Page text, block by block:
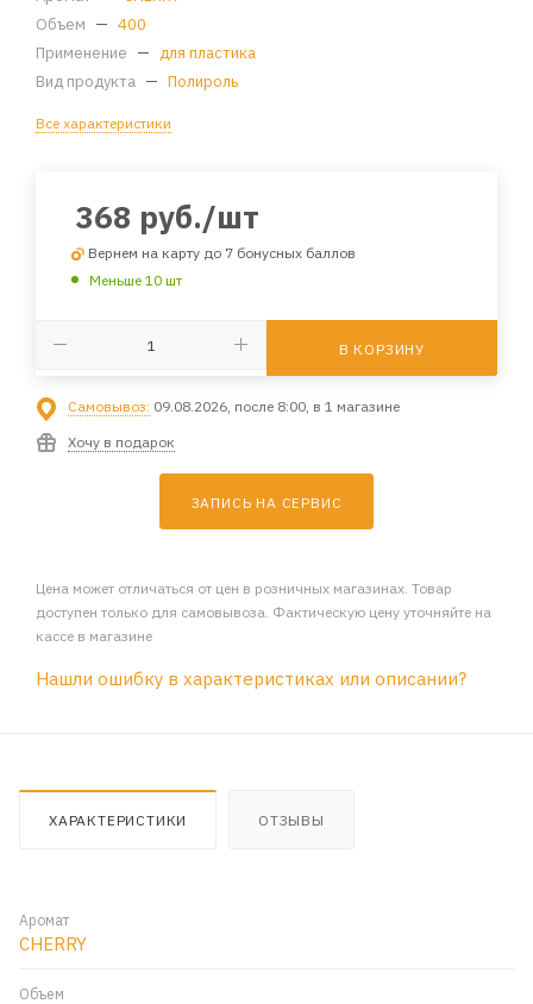
Объем — 400
Применение — для пластика
Вид продукта — Полироль
Все характеристики
368 руб./шт
Вернем на карту до 7 бонусных баллов
Меньше 10 шт
В КОРЗИНУ
Самовывоз: 09.08.2026, после 8:00, в 1 магазине
Хочу в подарок
ЗАПИСЬ НА СЕРВИС
Цена может отличаться от цен в розничных магазинах. Товар
доступен только для самовывоза. Фактическую цену уточняйте на
кассе в магазине
Нашли ошибку в характеристиках или описании?
ХАРАКТЕРИСТИКИ ОТЗЫВЫ
Аромат
CHERRY
Объем